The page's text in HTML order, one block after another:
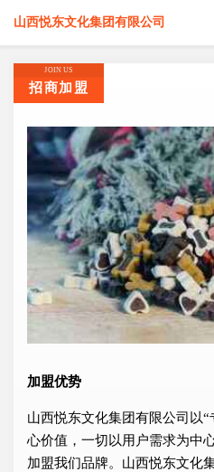
山西悦东文化集团有限公司
JOIN US
招商加盟
加盟优势
山西悦东文化集团有限公司以
心价值，一切以用户需求为中
加盟我们品牌。山西悦东文化